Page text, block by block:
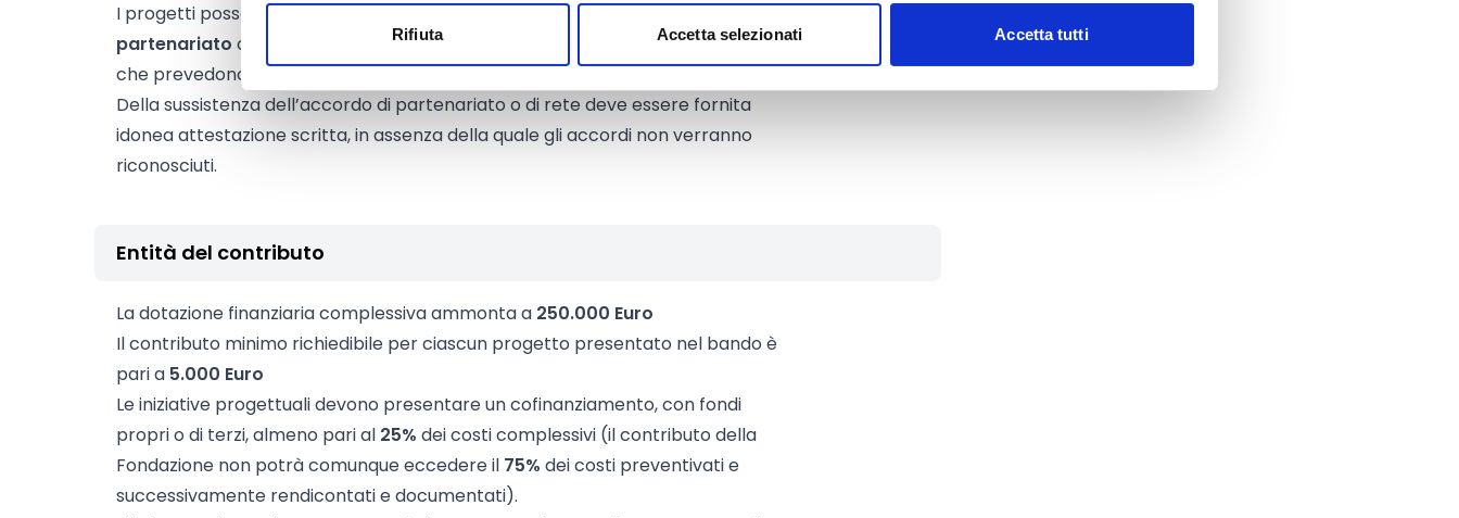
Rifiuta Accetta selezionati Accetta tutti
I progetti possono essere realizzati da unsoggetto singolo o da più enti in
partenariato o in rete. Si considerano progetti in rete o partenariati, quelli
che prevedono la presenza dialmeno tre partner, oltre all’ente capofila.
Della sussistenza dell’accordo di partenariato o di rete deve essere fornita
idonea attestazione scritta, in assenza della quale gli accordi non verranno
riconosciuti.
Entità del contributo
La dotazione finanziaria complessiva ammonta a 250.000 Euro
Il contributo minimo richiedibile per ciascun progetto presentato nel bando è
pari a 5.000 Euro
Le iniziative progettuali devono presentare un cofinanziamento, con fondi
propri o di terzi, almeno pari al 25% dei costi complessivi (il contributo della
Fondazione non potrà comunque eccedere il 75% dei costi preventivati e
successivamente rendicontati e documentati).